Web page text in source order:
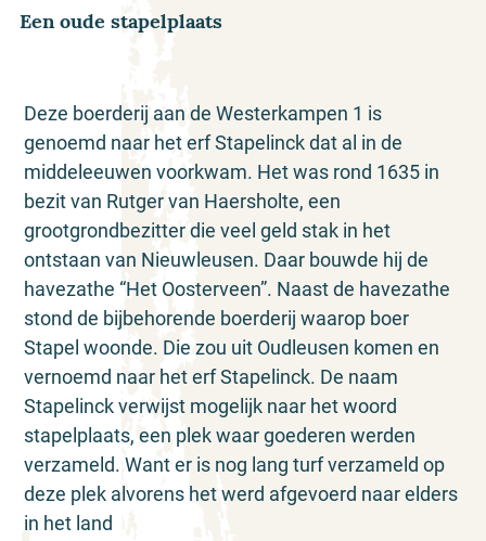
Een oude stapelplaats
Deze boerderij aan de Westerkampen 1 is
genoemd naar het erf Stapelinck dat al in de
middeleeuwen voorkwam. Het was rond 1635 in
bezit van Rutger van Haersholte, een
grootgrondbezitter die veel geld stak in het
ontstaan van Nieuwleusen. Daar bouwde hij de
havezathe “Het Oosterveen”. Naast de havezathe
stond de bijbehorende boerderij waarop boer
Stapel woonde. Die zou uit Oudleusen komen en
vernoemd naar het erf Stapelinck. De naam
Stapelinck verwijst mogelijk naar het woord
stapelplaats, een plek waar goederen werden
verzameld. Want er is nog lang turf verzameld op
deze plek alvorens het werd afgevoerd naar elders
in het land